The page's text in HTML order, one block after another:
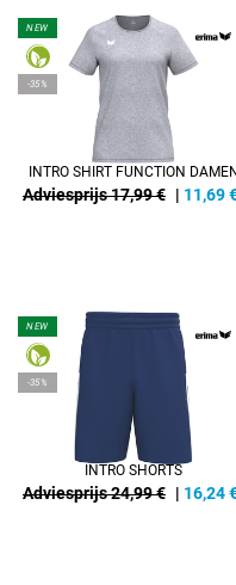
NEW
-35%
INTRO SHIRT FUNCTION DAMEN
Adviesprijs 17,99 € | 11,69
NEW
-35%
INTRO SHORTS
Adviesprijs 24,99 € | 16,24